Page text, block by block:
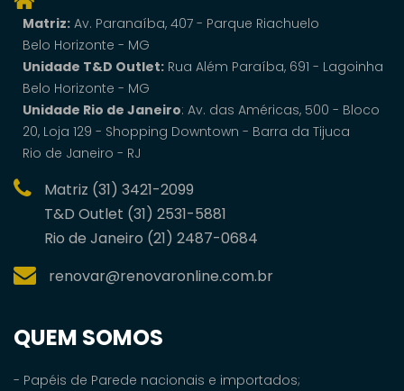
Matriz: Av. Paranaí­ba, 407 - Parque Riachuelo
Belo Horizonte - MG
Unidade T&D Outlet: Rua Além Paraíba, 691 - Lagoinha
Belo Horizonte - MG
Unidade Rio de Janeiro: Av. das Américas, 500 - Bloco
20, Loja 129 - Shopping Downtown - Barra da Tijuca
Rio de Janeiro - RJ
Matriz (31) 3421-2099
T&D Outlet (31) 2531-5881
Rio de Janeiro (21) 2487-0684
renovar@renovaronline.com.br
QUEM SOMOS
- Papéis de Parede nacionais e importados;